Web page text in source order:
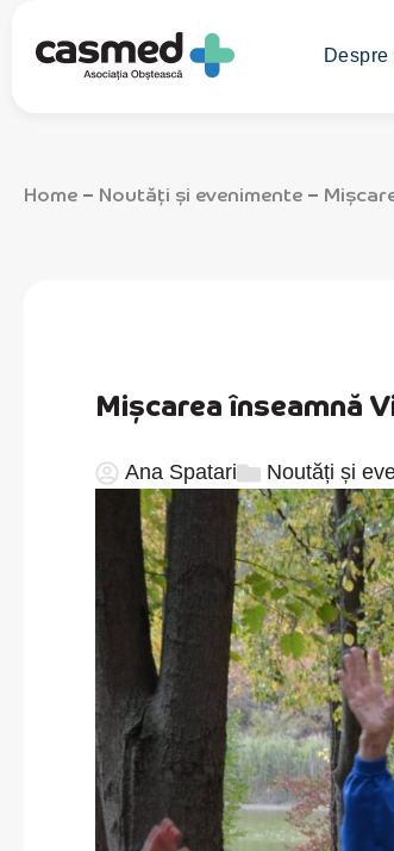
Despre
Home – Noutăți și evenimente –
Mișcarea înseamnă
Ana Spatari Noutăți și